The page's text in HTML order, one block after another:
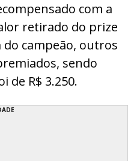
com a
retirado do prize
do campeão, outros
sendo
de R$ 3.250.